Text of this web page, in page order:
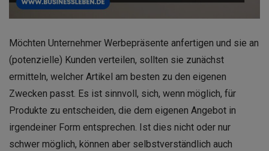
Möchten Unternehmer Werbepräsente anfertigen und sie an
(potenzielle) Kunden verteilen, sollten sie zunächst
ermitteln, welcher Artikel am besten zu den eigenen
Zwecken passt. Es ist sinnvoll, sich, wenn möglich, für
Produkte zu entscheiden, die dem eigenen Angebot in
irgendeiner Form entsprechen. Ist dies nicht oder nur
schwer möglich, können aber selbstverständlich auch